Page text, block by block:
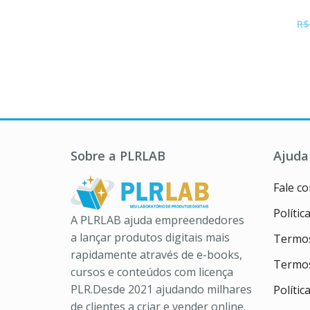
R$
Sobre a PLRLAB
A PLRLAB ajuda empreendedores
a lançar produtos digitais mais
rapidamente através de e-books,
cursos e conteúdos com licença
PLR.Desde 2021 ajudando milhares
de clientes a criar e vender online.
Ajuda
Fale